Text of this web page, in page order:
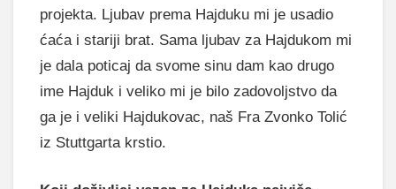
projekta. Ljubav prema Hajduku mi je usadio
ćaća i stariji brat. Sama ljubav za Hajdukom mi
je dala poticaj da svome sinu dam kao drugo
ime Hajduk i veliko mi je bilo zadovoljstvo da
ga je i veliki Hajdukovac, naš Fra Zvonko Tolić
iz Stuttgarta krstio.